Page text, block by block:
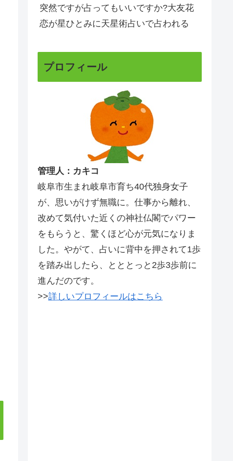
突然ですが占ってもいいですか?大友花
恋が星ひとみに天星術占いで占われる
プロフィール
管理人：カキコ
岐阜市生まれ岐阜市育ち40代独身女子
が、思いがけず無職に。仕事から離れ、
改めて気付いた近くの神社仏閣でパワー
をもらうと、驚くほど心が元気になりま
した。やがて、占いに背中を押されて1歩
を踏み出したら、とととっと2歩3歩前に
進んだのです。
>>詳しいプロフィールはこちら